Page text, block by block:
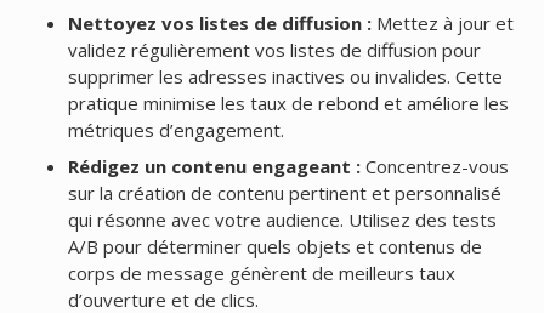
Nettoyez vos listes de diffusion :Mettez à jour et
validez régulièrement vos listes de diffusion pour
supprimer les adresses inactives ou invalides. Cette
pratique minimise les taux de rebond et améliore les
métriques d’engagement.
Rédigez un contenu engageant :Concentrez-vous
sur la création de contenu pertinent et personnalisé
qui résonne avec votre audience. Utilisez des tests
A/B pour déterminer quels objets et contenus de
corps de message génèrent de meilleurs taux
d’ouverture et de clics.